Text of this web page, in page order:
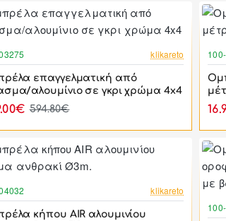
klikareto
επαγγελματική από
αλουμίνιο σε γκρι χρώμα 4x4
594.80€
klikareto
κήπου AIR αλουμινίου